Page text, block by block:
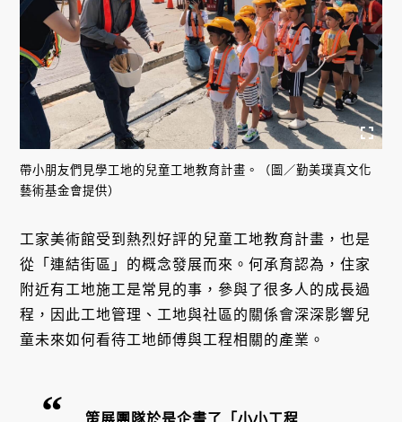
帶小朋友們見學工地的兒童工地教育計畫。（圖／勤美璞真文化
藝術基金會提供）
工家美術館受到熱烈好評的兒童工地教育計畫，也是
從「連結街區」的概念發展而來。何承育認為，住家
附近有工地施工是常見的事，參與了很多人的成長過
程，因此工地管理、工地與社區的關係會深深影響兒
童未來如何看待工地師傅與工程相關的產業。
策展團隊於是企畫了「小小工程